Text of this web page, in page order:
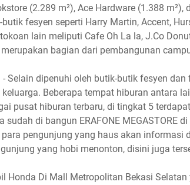
(2.289 m²), Ace Hardware (1.388
fesyen seperti Harry Martin, Accent,
lain meliputi Cafe Oh La la, J.Co
bagian dari pembangunan
- Selain dipenuhi oleh butik-butik fesyen
Beberapa tempat hiburan antara
pusat hiburan terbaru, di tingkat 5
sudah di bangun ERAFONE MEGASTORE
pengunjung yang haus akan informasi
yang hobi menonton, disini juga
Honda Di Mall Metropolitan Bekasi